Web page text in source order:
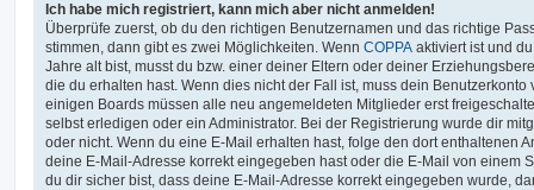
Ich habe mich registriert, kann mich aber nicht anmelden!
Überprüfe zuerst, ob du den richtigen Benutzernamen und das richtige
stimmen, dann gibt es zwei Möglichkeiten. Wenn COPPA aktiviert ist und
Jahre alt bist, musst du bzw. einer deiner Eltern oder deiner
die du erhalten hast. Wenn dies nicht der Fall ist, muss dein
einigen Boards müssen alle neu angemeldeten Mitglieder erst
selbst erledigen oder ein Administrator. Bei der Registrierung wurde dir
oder nicht. Wenn du eine E-Mail erhalten hast, folge den dort enthaltenen
deine E-Mail-Adresse korrekt eingegeben hast oder die E-Mail von einem
du dir sicher bist, dass deine E-Mail-Adresse korrekt eingegeben wurde,